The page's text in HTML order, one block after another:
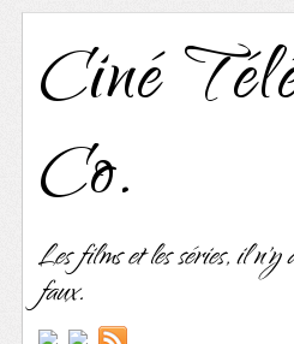
Ciné
Co.
Les films et les séries, il
faux.